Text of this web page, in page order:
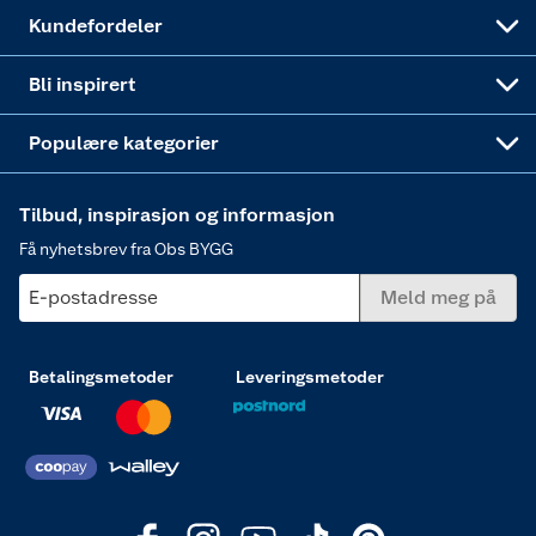
Kundefordeler
Bli inspirert
Populære kategorier
Tilbud, inspirasjon og informasjon
Få nyhetsbrev fra Obs BYGG
E-postadresse Meld meg på
Betalingsmetoder Leveringsmetoder